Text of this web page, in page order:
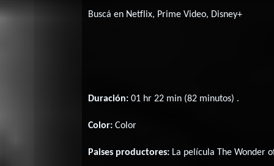
Buscá en Netflix, Prime Video, Disney+
Duración: 01 hr 22 min (82 minutos) .
Color: Color
Paises productores: La película The Wonder